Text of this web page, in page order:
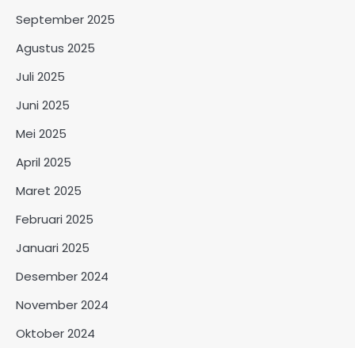
September 2025
Agustus 2025
Juli 2025
Juni 2025
Mei 2025
April 2025
Maret 2025
Februari 2025
Januari 2025
Desember 2024
November 2024
Oktober 2024